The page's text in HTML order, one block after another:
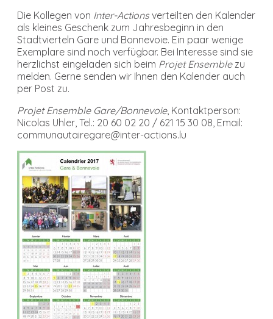
Die Kollegen von Inter-Actions verteilten den Kalender
als kleines Geschenk zum Jahresbeginn in den
Stadtvierteln Gare und Bonnevoie. Ein paar wenige
Exemplare sind noch verfügbar. Bei Interesse sind sie
herzlichst eingeladen sich beim Projet Ensemblezu
melden. Gerne senden wir Ihnen den Kalender auch
per Post zu.
Projet Ensemble Gare/Bonnevoie, Kontaktperson:
Nicolas Uhler, Tel.: 20 60 02 20 / 621 15 30 08, Email:
communautairegare@inter-actions.lu